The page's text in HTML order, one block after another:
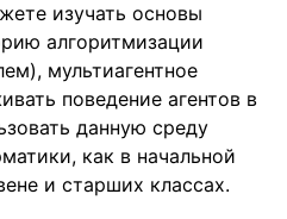
изучать основы
алгоритмизации
мультиагентное
поведение агентов в
данную среду
как в начальной
и старших классах.